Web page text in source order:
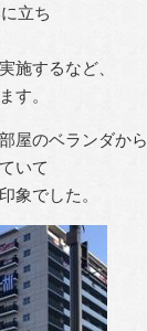
立ち
施するなど、
す。
屋のベランダから
いて
象でした。